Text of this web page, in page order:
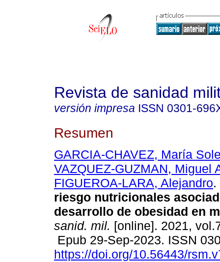
Revista de sanidad
versión impresa ISSN 0301-
Resumen
GARCIA-CHAVEZ, María
VAZQUEZ-GUZMAN, Miguel
FIGUEROA-LARA, Alejandro.
riesgo nutricionales
desarrollo de obesidad en
sanid. mil. [online]. 2021,
Epub 29-Sep-2023. ISSN
https://doi.org/10.56443/